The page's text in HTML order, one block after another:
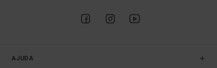
AJUDA